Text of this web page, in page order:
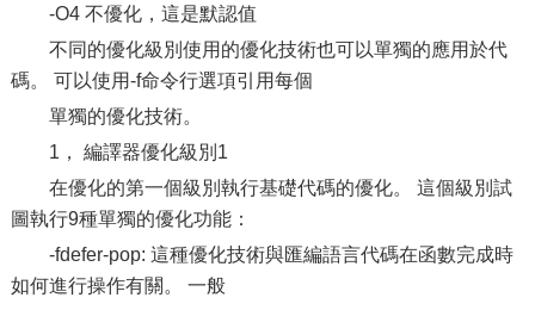
-O4 不優化，這是默認值
不同的優化級別使用的優化技術也可以單獨的應用於代
碼。 可以使用-f命令行選項引用每個
單獨的優化技術。
1， 編譯器優化級別1
在優化的第一個級別執行基礎代碼的優化。 這個級別試
圖執行9種單獨的優化功能：
-fdefer-pop: 這種優化技術與匯編語言代碼在函數完成時
如何進行操作有關。 一般